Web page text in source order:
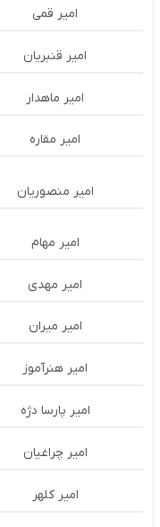
امیر قمی
امیر قنبریان
امیر ماهدار
امیر مقاره
امیر منصوریان
امیر مهام
امیر مهدی
امیر میران
امیر هنرآموز
امیر پارسا دژه
امیر چراغیان
امیر کلهر